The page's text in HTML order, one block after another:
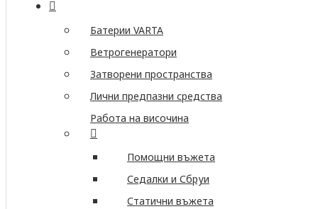
Батерии VARTA
Ветрогенератори
Затворени пространства
Лични предпазни средства
Работа на височина
Помощни въжета
Седалки и Сбруи
Статични въжета